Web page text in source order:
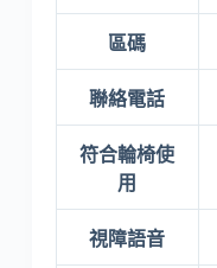
區碼
聯絡電話
符合輪椅使
用
視障語音